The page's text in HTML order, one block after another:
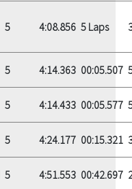
5 4:08.856 5 Laps
5 4:14.363 00:05.507
5 4:14.433 00:05.577
5 4:24.177 00:15.321
5 4:51.553 00:42.697